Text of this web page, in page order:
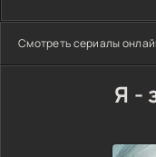
Смотреть сериалы
Я -